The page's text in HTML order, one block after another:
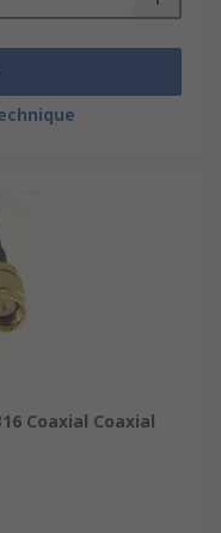
Coaxial Coaxial